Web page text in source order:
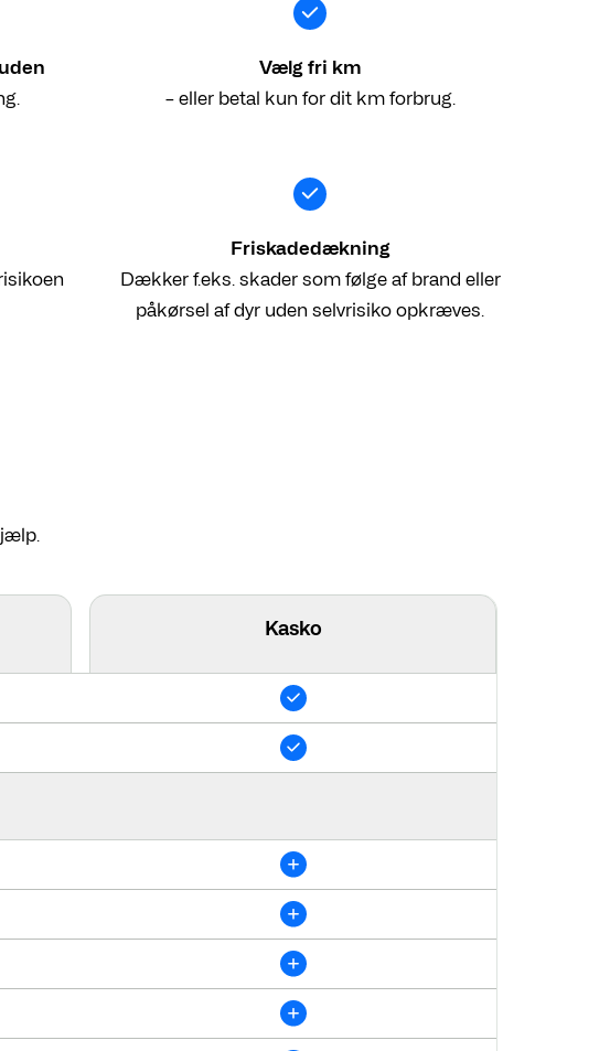
Vælg fri km
– eller betal kun for dit km forbrug.
Friskadedækning
Dækker f.eks. skader som følge af brand eller
påkørsel af dyr uden selvrisiko opkræves.
Kasko